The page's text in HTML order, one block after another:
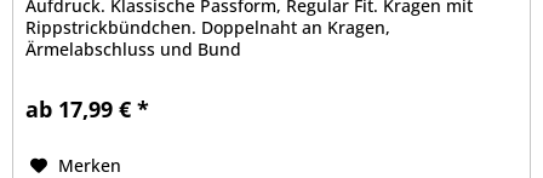
Aufdruck. Klassische Passform, Regular Fit. Kragen mit
Rippstrickbündchen. Doppelnaht an Kragen,
Ärmelabschluss und Bund
ab 17,99 € *
Merken